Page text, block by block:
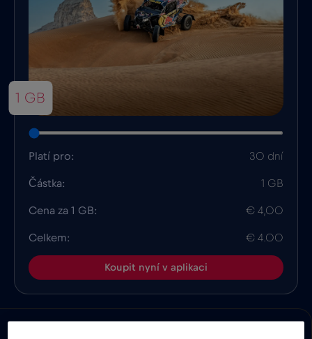
1 GB
Platí pro: 30 dní
Částka: 1 GB
Cena za 1 GB: € 4,00
Celkem: € 4.00
Koupit nyní v aplikaci